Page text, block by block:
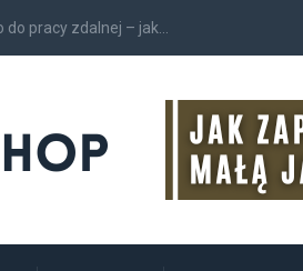
pracy zdalnej – jak...